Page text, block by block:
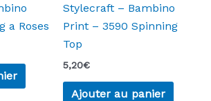
a Roses
Stylecraft – Bambino
Print – 3590 Spinning
Top
5,20€
Ajouter au panier